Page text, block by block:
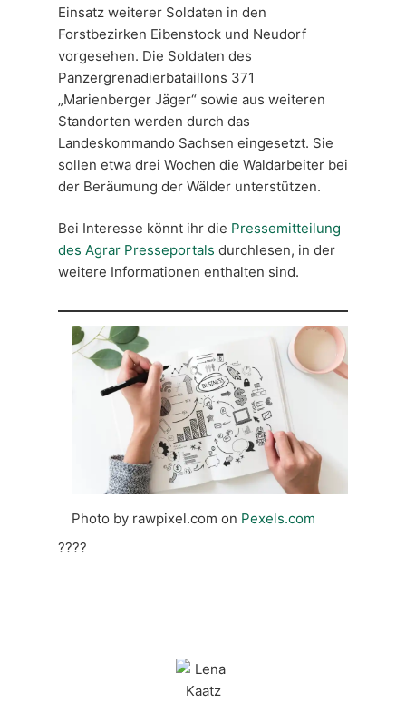
Einsatz weiterer Soldaten in den
Forstbezirken Eibenstock und Neudorf
vorgesehen. Die Soldaten des
Panzergrenadierbataillons 371
„Marienberger Jäger“ sowie aus weiteren
Standorten werden durch das
Landeskommando Sachsen eingesetzt. Sie
sollen etwa drei Wochen die Waldarbeiter bei
der Beräumung der Wälder unterstützen.
Bei Interesse könnt ihr die Pressemitteilung
des Agrar Presseportals durchlesen, in der
weitere Informationen enthalten sind.
Photo by rawpixel.com on Pexels.com
????